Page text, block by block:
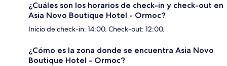
¿Cuáles son los horarios de check-in y check-out en
Asia Novo Boutique Hotel - Ormoc?
Inicio de check-in: 14:00. Check-out: 12:00.
¿Cómo es la zona donde se encuentra Asia Novo
Boutique Hotel - Ormoc?